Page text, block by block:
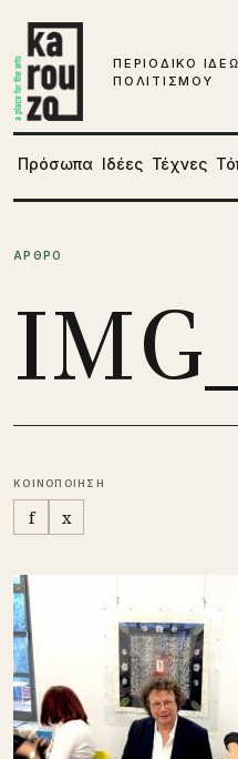
ΠΕΡΙΟΔΙΚΟ
ΠΟΛΙΤΙΣΜΟΥ
Πρόσωπα Ιδέες Τέχνες
ΑΡΘΡΟ
ΚΟΙΝΟΠΟΙΗΣΗ
f x